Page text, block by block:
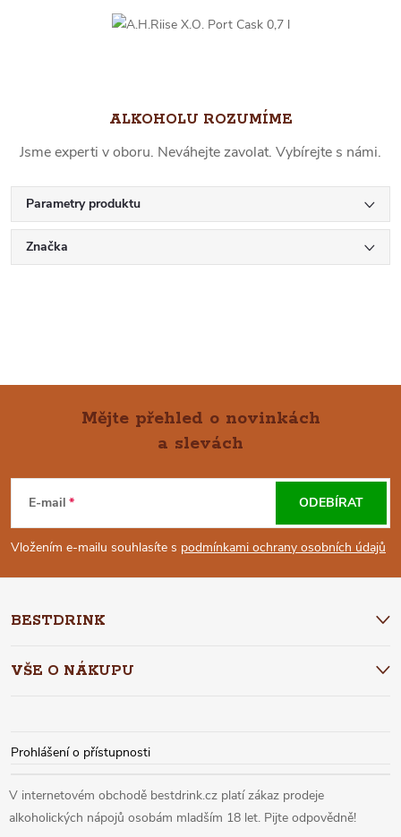
ALKOHOLU ROZUMÍME
Jsme experti v oboru. Neváhejte zavolat. Vybírejte s námi.
Parametry produktu
Značka
P
Mějte přehled o novinkách
a slevách
E-mail
Vložením e-mailu souhlasíte s podmínkami ochrany osobních údajů
ODEBÍRAT
BESTDRINK
VŠE O NÁKUPU
Prohlášení o přístupnosti